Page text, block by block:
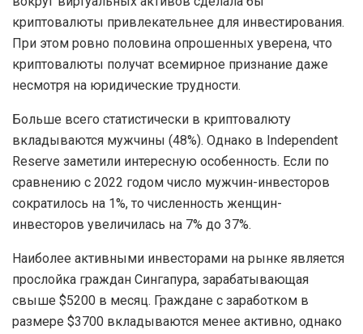
криптовалюты привлекательнее для инвестирования.
При этом ровно половина опрошенных уверена, что
криптовалюты получат всемирное признание даже
несмотря на юридические трудности.
Больше всего статистически в криптовалюту
вкладываются мужчины (48%). Однако в Independent
Reserve заметили интересную особенность. Если по
сравнению с 2022 годом число мужчин-инвесторов
сократилось на 1%, то численность женщин-
инвесторов увеличилась на 7% до 37%.
Наиболее активными инвесторами на рынке является
прослойка граждан Сингапура, зарабатывающая
свыше $5200 в месяц. Граждане с заработком в
размере $3700 вкладываются менее активно, однако